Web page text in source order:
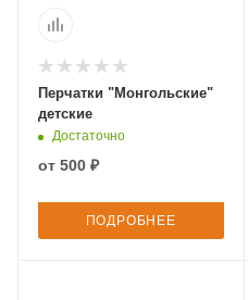
Перчатки "Монгольские"
детские
Достаточно
от 500 ₽
ПОДРОБНЕЕ